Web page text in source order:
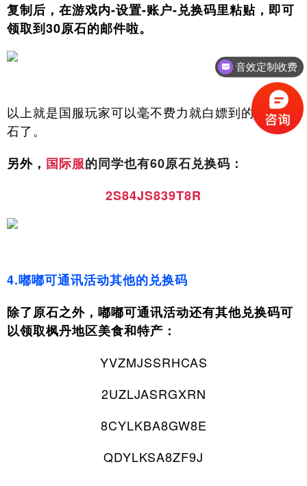
复制后，在游戏内-设置-账户-兑换码里粘贴，即可
领取到30原石的邮件啦。
以上就是国服玩家可以毫不费力就白嫖到的680原
石了。
另外， 国际服的同学也有60原石兑换码：
2S84JS839T8R
4.嘟嘟可通讯活动其他的兑换码
除了原石之外，嘟嘟可通讯活动还有其他兑换码可
以领取枫丹地区美食和特产：
YVZMJSSRHCAS
2UZLJASRGXRN
8CYLKBA8GW8E
QDYLKSA8ZF9J
音效定制收费